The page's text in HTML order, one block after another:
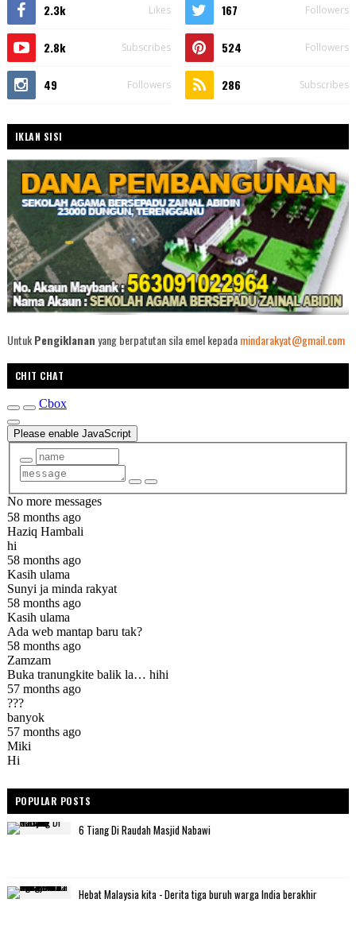
2.3k Likes 167 Followers
2.8k Subscribes 524 Followers
49 Followers 286 Subscribes
IKLAN SISI
UntukPengiklananyang berpatutan sila emel kepadamindarakyat@gmail.com
CHIT CHAT
POPULAR POSTS
6 Tiang Di Raudah Masjid Nabawi
Hebat Malaysia kita - Derita tiga buruh warga India berakhir